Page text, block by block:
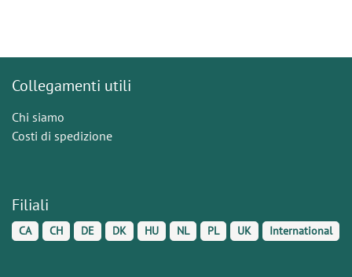
Collegamenti utili
Chi siamo
Costi di spedizione
Filiali
CA CH DE DK HU NL PL UK International